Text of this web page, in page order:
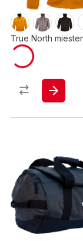
True North